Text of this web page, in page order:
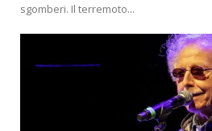
sgomberi. Il terremoto...